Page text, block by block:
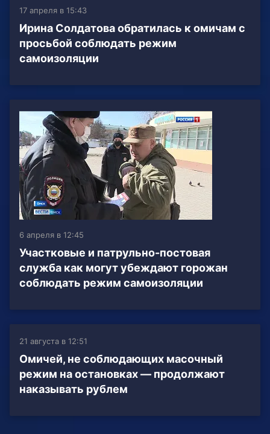
17 апреля в 15:43
Ирина Солдатова обратилась к омичам с
просьбой соблюдать режим
самоизоляции
6 апреля в 12:45
Участковые и патрульно-постовая
служба как могут убеждают горожан
соблюдать режим самоизоляции
21 августа в 12:51
Омичей, не соблюдающих масочный
режим на остановках — продолжают
наказывать рублем